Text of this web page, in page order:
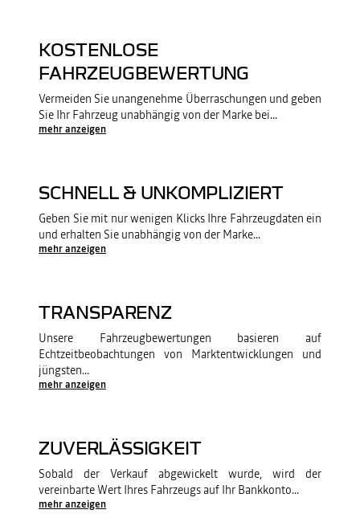
KOSTENLOSE
FAHRZEUGBEWERTUNG
Vermeiden Sie unangenehme Überraschungen und geben
Sie Ihr Fahrzeug unabhängig von der Marke bei...
mehr anzeigen
SCHNELL & UNKOMPLIZIERT
Geben Sie mit nur wenigen Klicks Ihre Fahrzeugdaten ein
und erhalten Sie unabhängig von der Marke...
mehr anzeigen
TRANSPARENZ
Unsere Fahrzeugbewertungen basieren auf
Echtzeitbeobachtungen von Marktentwicklungen und
jüngsten...
mehr anzeigen
ZUVERLÄSSIGKEIT
Sobald der Verkauf abgewickelt wurde, wird der
vereinbarte Wert Ihres Fahrzeugs auf Ihr Bankkonto...
mehr anzeigen